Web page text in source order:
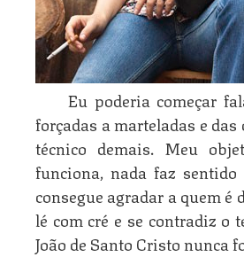
Eu poderia começar
forçadas a marteladas e
técnico demais. Meu
funciona, nada faz
consegue agradar a quem
lé com cré e se contradiz o
João de Santo Cristo nunca